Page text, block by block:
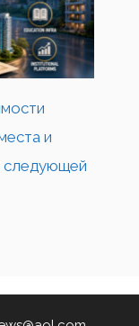
и
следующей